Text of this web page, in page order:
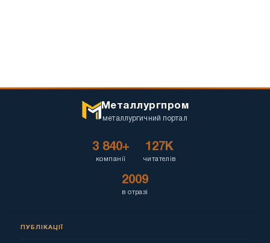
Металлургпром
металлургичний портал
3 840+
компанії
127K
читателів
2009
в отразі
ПУБЛІКАЦІЇ